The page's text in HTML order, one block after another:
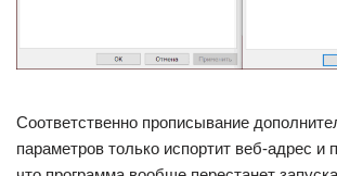
Соответственно прописывание
параметров только испортит веб-адрес и